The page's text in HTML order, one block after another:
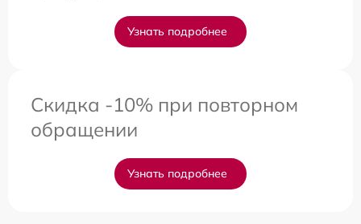
Узнать подробнее
Скидка -10% при повторном
обращении
Узнать подробнее